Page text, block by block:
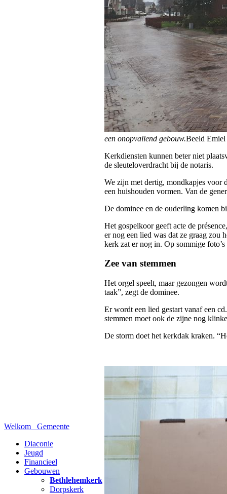
Welkom
Gemeente
Diaconie
Jeugd
Financieel
Gebouwen
Bethlehemkerk
Dorpskerk
een onopvallend gebouw.Beeld
Kerkdiensten kunnen beter niet
de sleuteloverdracht bij de notaris.
We zijn met dertig, mondkapjes voor
een huishouden vormen. Van de
De dominee en de ouderling komen
Het gospelkoor geeft acte de
er nog een lied was dat ze graag zou
kerk zat er nog in. Op sommige
Zee van stemmen
Het orgel speelt, maar gezongen
taak”, zegt de dominee.
Er wordt een lied gestart vanaf een
stemmen moet ook de zijne nog
De storm doet het kerkdak kraken.